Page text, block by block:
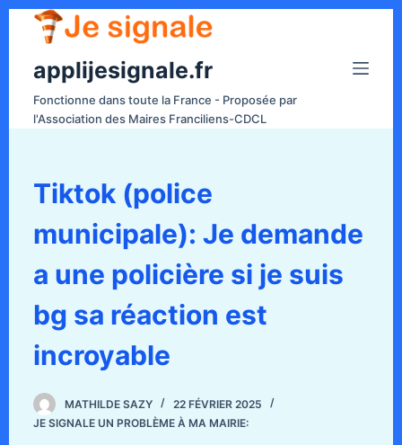
applijesignale.fr
Fonctionne dans toute la France - Proposée par
l'Association des Maires Franciliens-CDCL
Tiktok (police
municipale): Je demande
a une policière si je suis
bg sa réaction est
incroyable
MATHILDE SAZY
22 FÉVRIER 2025
JE SIGNALE UN PROBLÈME À MA MAIRIE: